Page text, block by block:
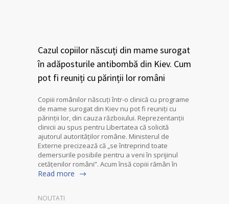
Cazul copiilor născuți din mame surogat
în adăposturile antibombă din Kiev. Cum
pot fi reuniți cu părinții lor români
Copiii românilor născuți într-o clinică cu programe
de mame surogat din Kiev nu pot fi reuniți cu
părinții lor, din cauza războiului. Reprezentanții
clinicii au spus pentru Libertatea că solicită
ajutorul autorităților române. Ministerul de
Externe precizează că „se întreprind toate
demersurile posibile pentru a veni în sprijinul
cetățenilor români”. Acum însă copiii rămân în
Read more
NOUTATI